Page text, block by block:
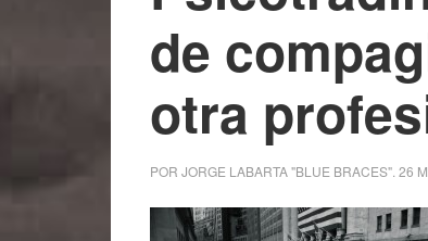
de
otra
POR JORGE LABARTA "BLUE BRACES" 26